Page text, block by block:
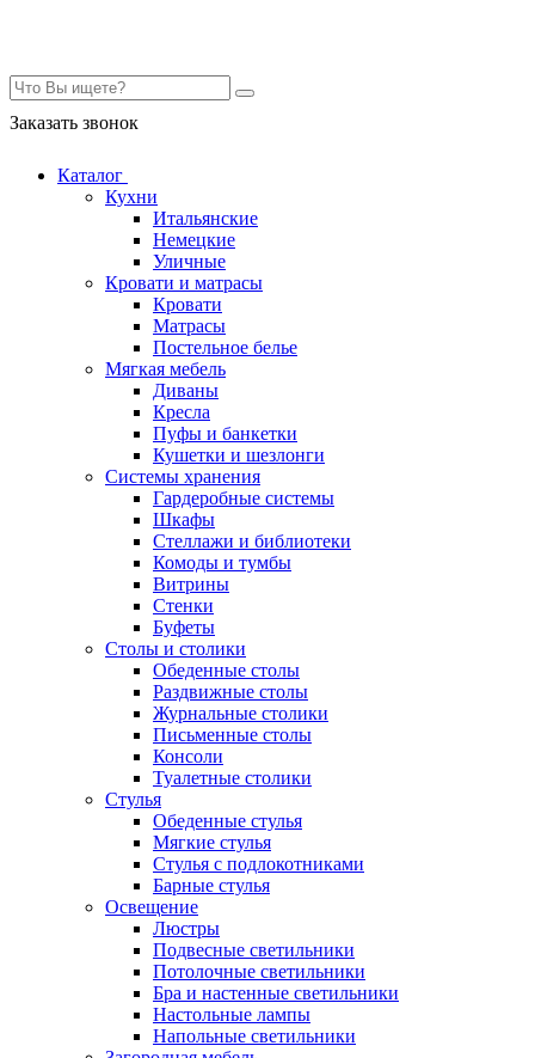
Заказать звонок
Каталог
Кухни
Итальянские
Немецкие
Уличные
Кровати и матрасы
Кровати
Матрасы
Постельное белье
Мягкая мебель
Диваны
Кресла
Пуфы и банкетки
Кушетки и шезлонги
Системы хранения
Гардеробные системы
Шкафы
Стеллажи и библиотеки
Комоды и тумбы
Витрины
Стенки
Буфеты
Столы и столики
Обеденные столы
Раздвижные столы
Журнальные столики
Письменные столы
Консоли
Туалетные столики
Стулья
Обеденные стулья
Мягкие стулья
Стулья с подлокотниками
Барные стулья
Освещение
Люстры
Подвесные светильники
Потолочные светильники
Бра и настенные светильники
Настольные лампы
Напольные светильники